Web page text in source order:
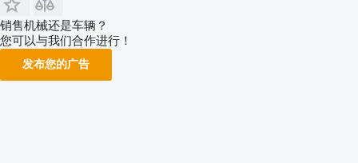
销售机械还是车辆？
您可以与我们合作进行！
发布您的广告